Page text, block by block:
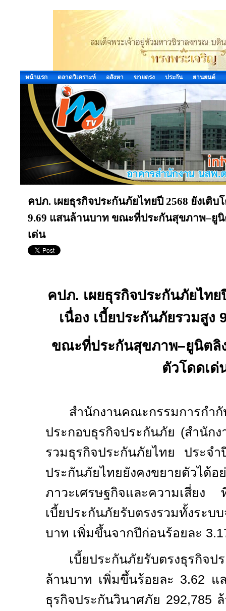
หน้าแรก ตลาดวิเคราะห์ อสังหา ขายตรง ประกัน ยานยนต์
คปภ. เผยธุรกิจประกันภัยไทยปี 2568 ยังเติบ
9.69 แสนล้านบาท ขณะที่ประกันสุขภาพ–ยู
เด่น
คปภ. เผยธุรกิจประกันภัยไทย
เนื่อง เบี้ยประกันภัยรวมสูง
ขณะที่ประกันสุขภาพ–ยูนิตลิ
ตัวโดดเด่
สำนักงานคณะกรรมการกำกั
ประกอบธุรกิจประกันภัย (สำนัก
รวมธุรกิจประกันภัยไทย ประจ
ประกันภัยไทยยังคงขยายตัวได้อ
ภาวะเศรษฐกิจและความเสี่ยง
เบี้ยประกันภัยรับตรงรวมทั้งระบ
บาท เพิ่มขึ้นจากปีก่อนร้อยละ
เบี้ยประกันภัยรับตรงธุรกิ
ล้านบาท เพิ่มขึ้นร้อยละ 3.62 แ
ธุรกิจประกันวินาศภัย 292,785